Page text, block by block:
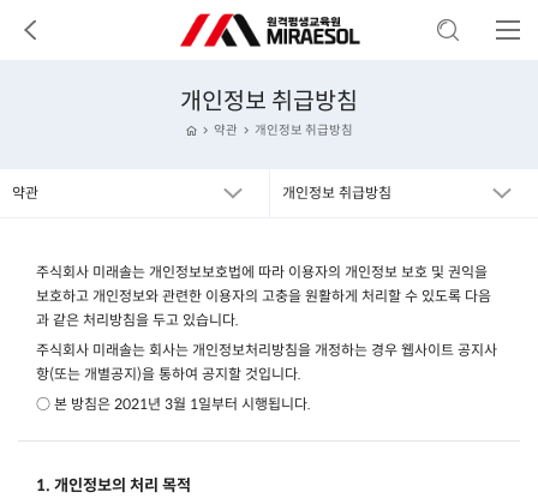
개인정보 취급방침
약관 개인정보 취급방침
약관 개인정보 취급방침
주식회사 미래솔는 개인정보보호법에 따라 이용자의 개인정보 보호 및 권익을
보호하고 개인정보와 관련한 이용자의 고충을 원활하게 처리할 수 있도록 다음
과 같은 처리방침을 두고 있습니다.
주식회사 미래솔는 회사는 개인정보처리방침을 개정하는 경우 웹사이트 공지사
항(또는 개별공지)을 통하여 공지할 것입니다.
○ 본 방침은 2021년 3월 1일부터 시행됩니다.
1. 개인정보의 처리 목적